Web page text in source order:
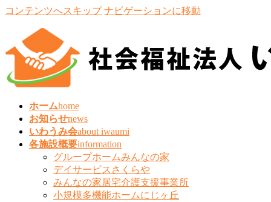
コンテンツへスキップ ナビゲーションに移動
ホームhome
お知らせnews
いわうみ会about iwaumi
各施設概要information
グループホームみんなの家
デイサービスさくらや
みんなの家居宅介護支援事業所
小規模多機能ホームにじヶ丘